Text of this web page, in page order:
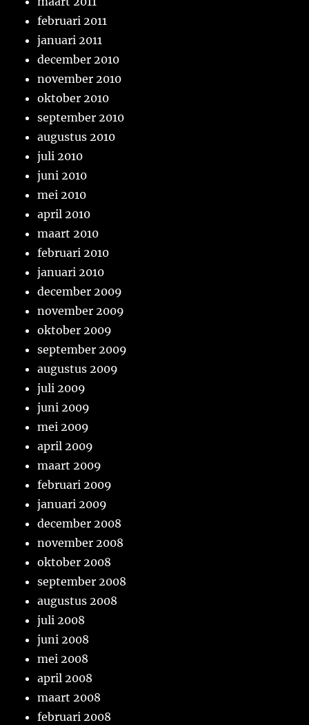
februari 2011
januari 2011
december 2010
november 2010
oktober 2010
september 2010
augustus 2010
juli 2010
juni 2010
mei 2010
april 2010
maart 2010
februari 2010
januari 2010
december 2009
november 2009
oktober 2009
september 2009
augustus 2009
juli 2009
juni 2009
mei 2009
april 2009
maart 2009
februari 2009
januari 2009
december 2008
november 2008
oktober 2008
september 2008
augustus 2008
juli 2008
juni 2008
mei 2008
april 2008
maart 2008
februari 2008